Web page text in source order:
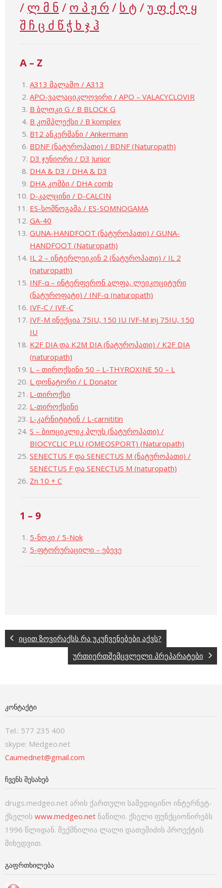
/ ლ მ ნ / ო პ ჟ რ / ს ტ /უ ფ ქ ღ ყ
შ ჩ ც ძ წ ჭ ხ ჯ ჰ
A – Z
A313 მალამო / A313
APO-ვალაციკლოვირი / APO – VALACYCLOVIR
B ბლოკი G / B BLOCK G
B კომპლექსი / B komplex
B12 ანკერმანი / Ankermann
BDNF (ნატუროპათი) / BDNF (Naturopath)
D3 ჯუნიორი / D3 Junior
DHA & D3 / DHA & D3
DHA კომბი / DHA comb
D-კალცინი / D-CALCIN
ES-სომნოგამა / ES-SOMNOGAMA
GA-40
GUNA-HANDFOOT (ნატუროპათი) / GUNA-
HANDFOOT (Naturopath)
IL 2 – ინტერლეიკინ 2 (ნატუროპათი) / IL 2
(naturopath)
INF-α – ინტერფერონ ალფა, ლეიკოციტური
(ნატუროფატი) / INF-α (naturopath)
IVF-C / IVF-C
IVF-M ინექცია 75IU, 150 IU IVF-M inj 75IU, 150
IU
K2F DIA და K2M DIA (ნატუროპათი) / K2F DIA
(naturopath)
L – თიროქსინი 50 – L-THYROXINE 50 – L
L დონატორი / L Donator
L-თიროქსი
L-თიროქსინი
L-კარნიტიტინ / L-carnititin
S – ბიოციკლიკ პლუს (ნატუროპათი) /
BIOCYCLIC PLU (OMEOSPORT) (Naturopath)
SENECTUS F და SENECTUS M (ნატუროპათი) /
SENECTUS F და SENECTUS M (naturopath)
Zn 10 + C
1 – 9
5-ნოკი / 5-Nok
5-ფტორურაცილი – ებევე
იცით ზოვირაქსს რა უკუჩვენებები აქვს?
ურთიერთშემცვლელი პრეპარატები
ᲙᲝᲜᲢᲐᲥᲢᲘ
Tel.: 577 235 400
skype: Medgeo.net
Caumednet@gmail.com
ᲩᲕᲔᲜᲡ ᲨᲔᲡᲐᲮᲔᲑ
drugs.medgeo.net არის ქართული სამედიცინო ინტერნეტ-
ქსელის www.medgeo.net ნაწილი. ქსელი ფუნქციონირებს
1996 წლიდან. შექმნილია ლალი დათეშიძის პროექტის
მიხედვით.
ᲒᲐᲤᲠᲗᲮᲘᲚᲔᲑᲐ